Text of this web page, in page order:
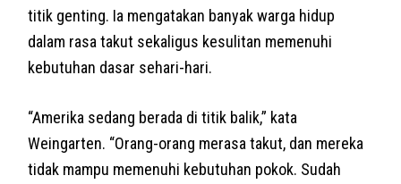
titik genting. Ia mengatakan banyak warga hidup
dalam rasa takut sekaligus kesulitan memenuhi
kebutuhan dasar sehari-hari.
“Amerika sedang berada di titik balik,” kata
Weingarten. “Orang-orang merasa takut, dan mereka
tidak mampu memenuhi kebutuhan pokok. Sudah